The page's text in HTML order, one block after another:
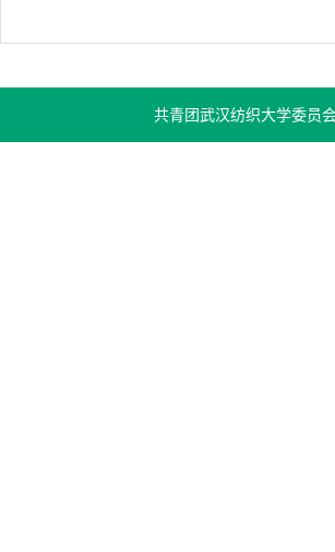
共青团武汉纺织大学委员